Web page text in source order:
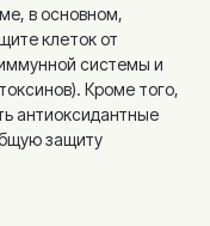
в основном,
клеток от
системы и
Кроме того,
антиоксидантные
защиту